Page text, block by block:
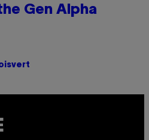
Gen Alpha